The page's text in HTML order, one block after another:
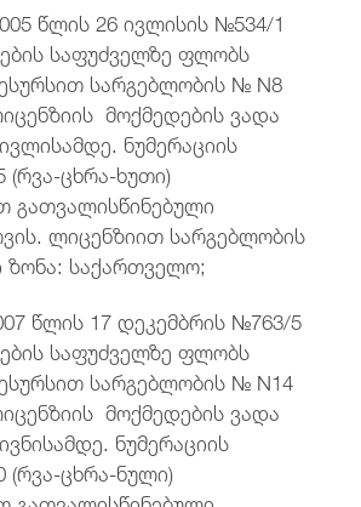
წლის 26 ივლისის №534/1
საფუძველზე ფლობს
სარგებლობის № N8
მოქმედების ვადა
ნუმერაციის
(რვა-ცხრა-ხუთი)
გათვალისწინებული
ლიცენზიით სარგებლობის
საქართველო;
წლის 17 დეკემბრის №763/5
საფუძველზე ფლობს
სარგებლობის № N14
მოქმედების ვადა
ნუმერაციის
(რვა-ცხრა-ნული)